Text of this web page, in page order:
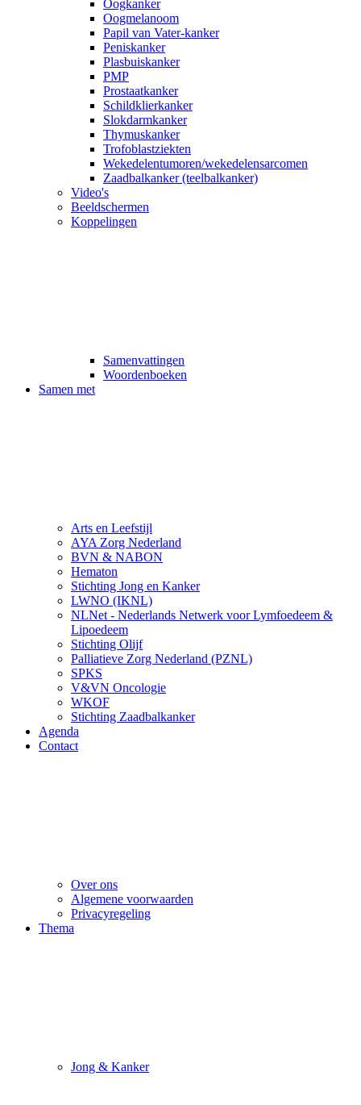
Oogkanker
Oogmelanoom
Papil van Vater-kanker
Peniskanker
Plasbuiskanker
PMP
Prostaatkanker
Schildklierkanker
Slokdarmkanker
Thymuskanker
Trofoblastziekten
Wekedelentumoren/wekedelensarcomen
Zaadbalkanker (teelbalkanker)
Video's
Beeldschermen
Koppelingen
Samenvattingen
Woordenboeken
Samen met
Arts en Leefstijl
AYA Zorg Nederland
BVN & NABON
Hematon
Stichting Jong en Kanker
LWNO (IKNL)
NLNet - Nederlands Netwerk voor Lymfoedeem &
Lipoedeem
Stichting Olijf
Palliatieve Zorg Nederland (PZNL)
SPKS
V&VN Oncologie
WKOF
Stichting Zaadbalkanker
Agenda
Contact
Over ons
Algemene voorwaarden
Privacyregeling
Thema
Jong & Kanker